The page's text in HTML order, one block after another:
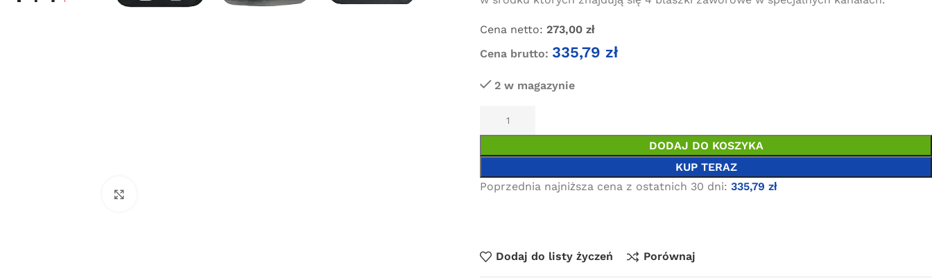
Cena netto: 273,00 zł
Cena brutto: 335,79 zł
2 w magazynie
DODAJ DO KOSZYKA
KUP TERAZ
Poprzednia najniższa cena z ostatnich 30 dni: 335,79 zł
Dodaj do listy życzeń Porównaj